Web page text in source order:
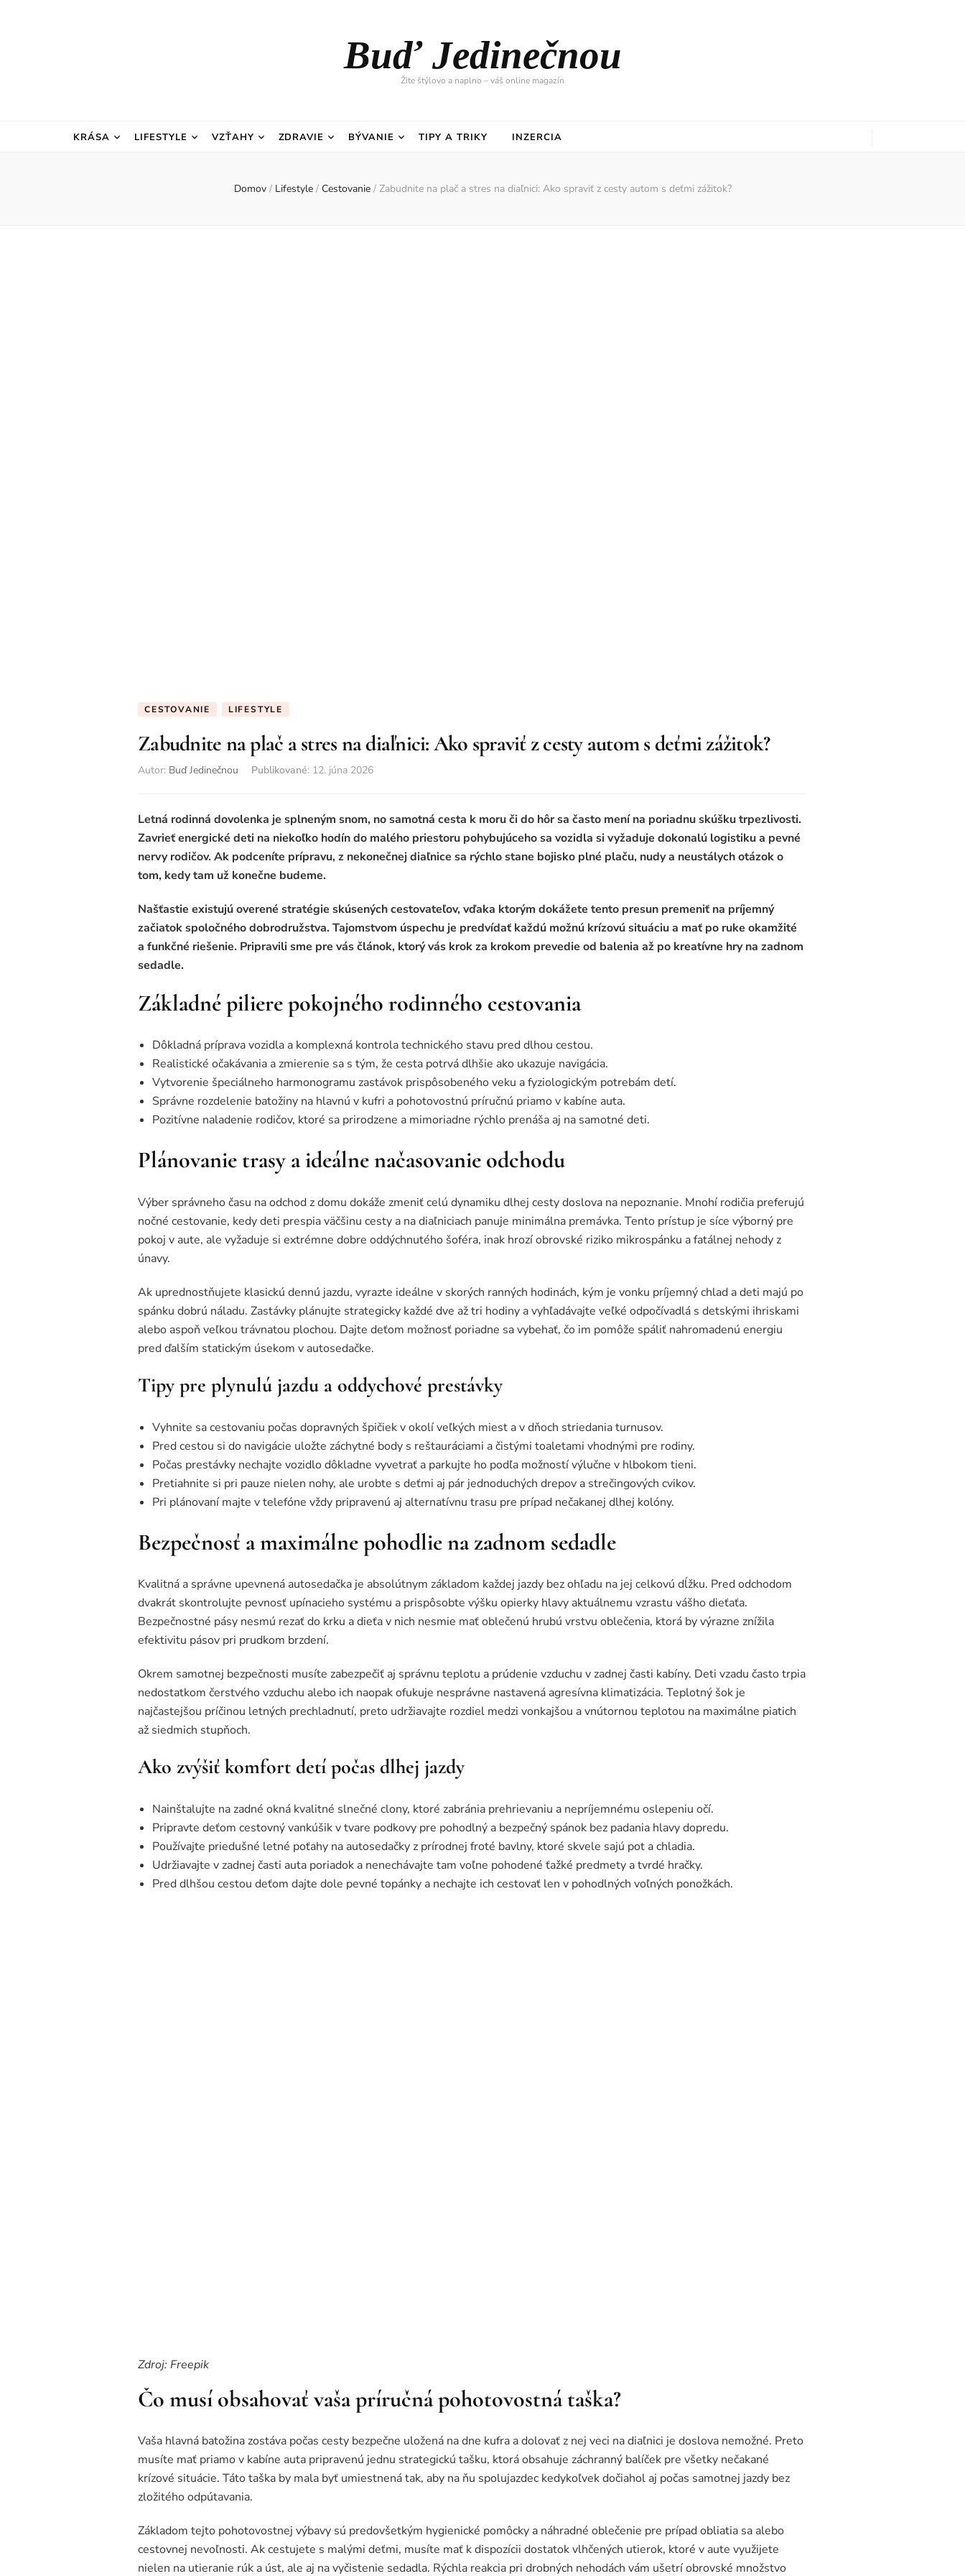
Buď Jedinečnou
Žite štýlovo a naplno – váš online magazín
KRÁSA LIFESTYLE VZŤAHY ZDRAVIE BÝVANIE TIPY A TRIKY INZERCIA
Domov / Lifestyle / Cestovanie / Zabudnite na plač a stres na diaľnici: Ako spraviť z cesty autom s deťmi zážitok?
CESTOVANIE LIFESTYLE
Zabudnite na plač a stres na diaľnici: Ako spraviť z cesty autom s deťmi zážitok?
Autor: Buď Jedinečnou Publikované: 12. júna 2026
Letná rodinná dovolenka je splneným snom, no samotná cesta k moru či do hôr sa často mení na poriadnu skúšku trpezlivosti.
Zavrieť energické deti na niekoľko hodín do malého priestoru pohybujúceho sa vozidla si vyžaduje dokonalú logistiku a pevné
nervy rodičov. Ak podceníte prípravu, z nekonečnej diaľnice sa rýchlo stane bojisko plné plaču, nudy a neustálych otázok o
tom, kedy tam už konečne budeme.
Našťastie existujú overené stratégie skúsených cestovateľov, vďaka ktorým dokážete tento presun premeniť na príjemný
začiatok spoločného dobrodružstva. Tajomstvom úspechu je predvídať každú možnú krízovú situáciu a mať po ruke okamžité
a funkčné riešenie. Pripravili sme pre vás článok, ktorý vás krok za krokom prevedie od balenia až po kreatívne hry na zadnom
sedadle.
Základné piliere pokojného rodinného cestovania
Dôkladná príprava vozidla a komplexná kontrola technického stavu pred dlhou cestou.
Realistické očakávania a zmierenie sa s tým, že cesta potrvá dlhšie ako ukazuje navigácia.
Vytvorenie špeciálneho harmonogramu zastávok prispôsobeného veku a fyziologickým potrebám detí.
Správne rozdelenie batožiny na hlavnú v kufri a pohotovostnú príručnú priamo v kabíne auta.
Pozitívne naladenie rodičov, ktoré sa prirodzene a mimoriadne rýchlo prenáša aj na samotné deti.
Plánovanie trasy a ideálne načasovanie odchodu
Výber správneho času na odchod z domu dokáže zmeniť celú dynamiku dlhej cesty doslova na nepoznanie. Mnohí rodičia preferujú
nočné cestovanie, kedy deti prespia väčšinu cesty a na diaľniciach panuje minimálna premávka. Tento prístup je síce výborný pre
pokoj v aute, ale vyžaduje si extrémne dobre oddýchnutého šoféra, inak hrozí obrovské riziko mikrospánku a fatálnej nehody z
únavy.
Ak uprednostňujete klasickú dennú jazdu, vyrazte ideálne v skorých ranných hodinách, kým je vonku príjemný chlad a deti majú po
spánku dobrú náladu. Zastávky plánujte strategicky každé dve až tri hodiny a vyhľadávajte veľké odpočívadlá s detskými ihriskami
alebo aspoň veľkou trávnatou plochou. Dajte deťom možnosť poriadne sa vybehať, čo im pomôže spáliť nahromadenú energiu
pred ďalším statickým úsekom v autosedačke.
Tipy pre plynulú jazdu a oddychové prestávky
Vyhnite sa cestovaniu počas dopravných špičiek v okolí veľkých miest a v dňoch striedania turnusov.
Pred cestou si do navigácie uložte záchytné body s reštauráciami a čistými toaletami vhodnými pre rodiny.
Počas prestávky nechajte vozidlo dôkladne vyvetrať a parkujte ho podľa možností výlučne v hlbokom tieni.
Pretiahnite si pri pauze nielen nohy, ale urobte s deťmi aj pár jednoduchých drepov a strečingových cvikov.
Pri plánovaní majte v telefóne vždy pripravenú aj alternatívnu trasu pre prípad nečakanej dlhej kolóny.
Bezpečnosť a maximálne pohodlie na zadnom sedadle
Kvalitná a správne upevnená autosedačka je absolútnym základom každej jazdy bez ohľadu na jej celkovú dĺžku. Pred odchodom
dvakrát skontrolujte pevnosť upínacieho systému a prispôsobte výšku opierky hlavy aktuálnemu vzrastu vášho dieťaťa.
Bezpečnostné pásy nesmú rezať do krku a dieťa v nich nesmie mať oblečenú hrubú vrstvu oblečenia, ktorá by výrazne znížila
efektivitu pásov pri prudkom brzdení.
Okrem samotnej bezpečnosti musíte zabezpečiť aj správnu teplotu a prúdenie vzduchu v zadnej časti kabíny. Deti vzadu často trpia
nedostatkom čerstvého vzduchu alebo ich naopak ofukuje nesprávne nastavená agresívna klimatizácia. Teplotný šok je
najčastejšou príčinou letných prechladnutí, preto udržiavajte rozdiel medzi vonkajšou a vnútornou teplotou na maximálne piatich
až siedmich stupňoch.
Ako zvýšiť komfort detí počas dlhej jazdy
Nainštalujte na zadné okná kvalitné slnečné clony, ktoré zabránia prehrievaniu a nepríjemnému oslepeniu očí.
Pripravte deťom cestovný vankúšik v tvare podkovy pre pohodlný a bezpečný spánok bez padania hlavy dopredu.
Používajte priedušné letné poťahy na autosedačky z prírodnej froté bavlny, ktoré skvele sajú pot a chladia.
Udržiavajte v zadnej časti auta poriadok a nenechávajte tam voľne pohodené ťažké predmety a tvrdé hračky.
Pred dlhšou cestou deťom dajte dole pevné topánky a nechajte ich cestovať len v pohodlných voľných ponožkách.
Zdroj: Freepik
Čo musí obsahovať vaša príručná pohotovostná taška?
Vaša hlavná batožina zostáva počas cesty bezpečne uložená na dne kufra a dolovať z nej veci na diaľnici je doslova nemožné. Preto
musíte mať priamo v kabíne auta pripravenú jednu strategickú tašku, ktorá obsahuje záchranný balíček pre všetky nečakané
krízové situácie. Táto taška by mala byť umiestnená tak, aby na ňu spolujazdec kedykoľvek dočiahol aj počas samotnej jazdy bez
zložitého odpútavania.
Základom tejto pohotovostnej výbavy sú predovšetkým hygienické pomôcky a náhradné oblečenie pre prípad obliatia sa alebo
cestovnej nevoľnosti. Ak cestujete s malými deťmi, musíte mať k dispozícii dostatok vlhčených utierok, ktoré v aute využijete
nielen na utieranie rúk a úst, ale aj na vyčistenie sedadla. Rýchla reakcia pri drobných nehodách vám ušetrí obrovské množstvo